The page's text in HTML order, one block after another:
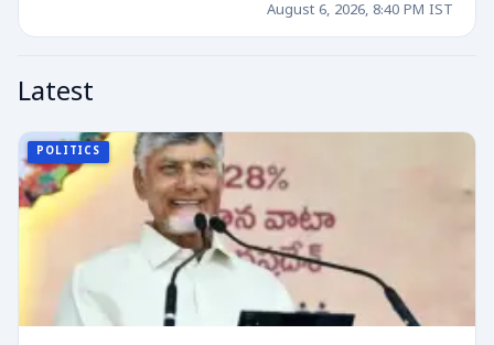
August 6, 2026, 8:40 PM IST
Latest
POLITICS